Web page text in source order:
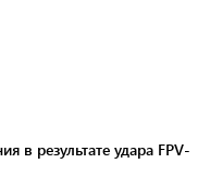
в результате удара FPV-